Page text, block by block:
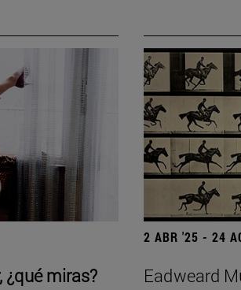
¿qué miras?
2 ABR '25 - 24
Eadweard